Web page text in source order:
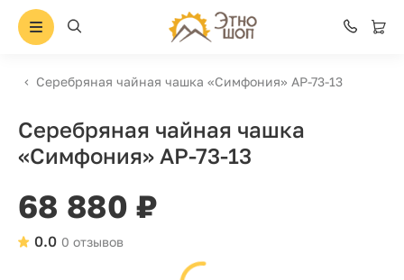
Серебряная чайная чашка «Симфония» АР-73-13
Серебряная чайная чашка
«Симфония» АР-73-13
68 880 ₽
0 отзывов
0.0